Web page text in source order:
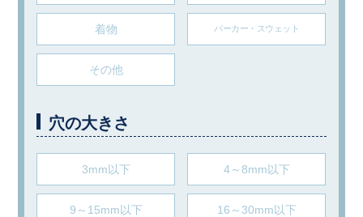
着物 パーカー・スウェット
その他
穴の大きさ
3mm以下 4～8mm以下
9～15mm以下 16～30mm以下